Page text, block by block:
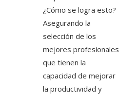
¿Cómo se logra esto?
Asegurando la
selección de los
mejores profesionales
que tienen la
capacidad de mejorar
la productividad y